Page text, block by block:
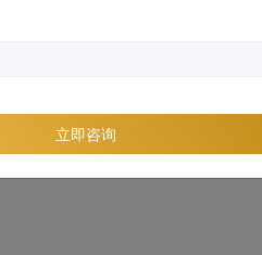
后效果立即咨询